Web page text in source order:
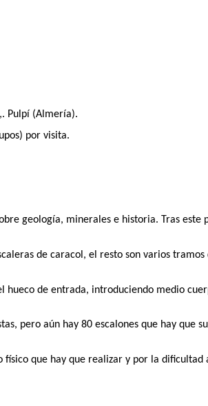
Pulpí (Almería).
por visita.
geología, minerales e historia. Tras
de caracol, el resto son varios tramos
hueco de entrada, introduciendo medio
pero aún hay 80 escalones que hay que
que hay que realizar y por la